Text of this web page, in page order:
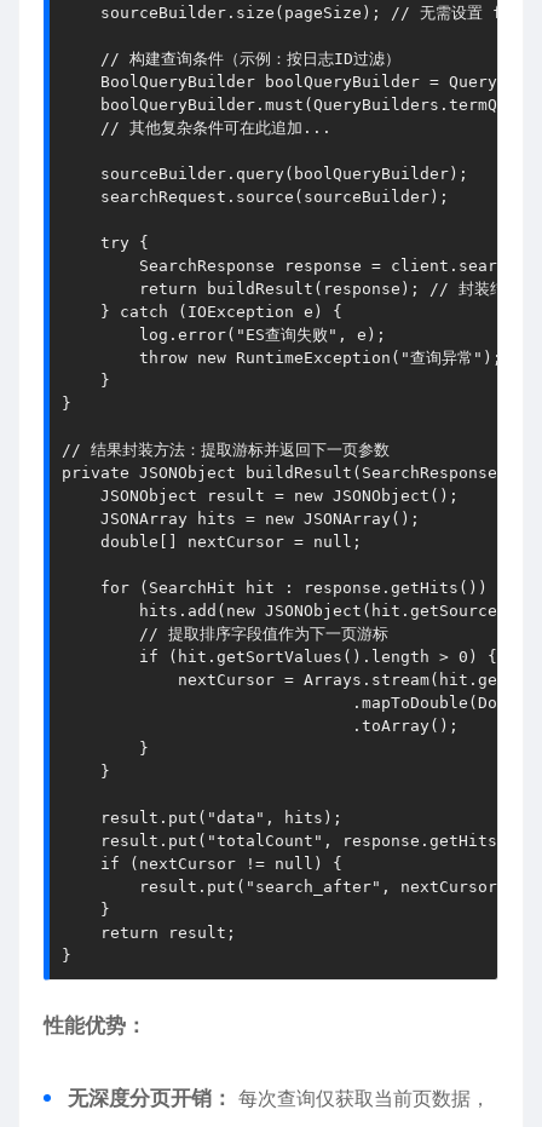
sourceBuilder. size (pageSize); // 无需设置 from
// 构建查询条件（示例：按日志ID过滤）
BoolQueryBuilder boolQueryBuilder =
boolQueryBuilder. must ( QueryBuilders . termQuery
// 其他复杂条件可在此追加...
sourceBuilder. query(boolQueryBuilder);
searchRequest. source (sourceBuilder);
try {
SearchResponse response = client. search
return
buildResult (response); // 封装结果并
} catch ( IOException e) {
log. error( "ES查询失败" , e);
throw new RuntimeException ( "查询异常" );
}
}
// 结果封装方法：提取游标并返回下一页参数
private JSONObject buildResult ( SearchResponse
JSONObject result = new JSONObject ();
JSONArray hits = new JSONArray();
double[] nextCursor = null ;
for ( SearchHit hit : response. getHits ()) {
hits. add ( new JSONObject (hit.
// 提取排序字段值作为下一页游标
if (hit. getSortValues (). length > 0 ) {
nextCursor = Arrays . stream(hit.
. mapToDouble ( Double
. toArray();
}
}
result. put ( "data" , hits);
result. put ( "totalCount" , response. getHits
if (nextCursor != null ) {
result. put ( "search_after" , nextCursor);
}
return result;
}
​​性能优势​​：
​​无深度分页开销​​： 每次查询仅获取当前页数据，